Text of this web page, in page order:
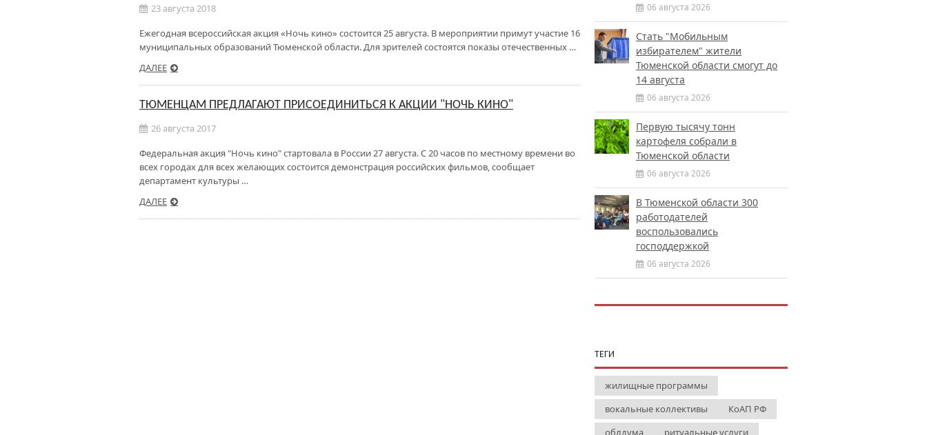
23 августа 2018
Ежегодная всероссийская акция «Ночь кино» состоится 25 августа. В мероприятии примут участие 16
муниципальных образований Тюменской области. Для зрителей состоятся показы отечественных …
ДАЛЕЕ
ТЮМЕНЦАМ ПРЕДЛАГАЮТ ПРИСОЕДИНИТЬСЯ К АКЦИИ "НОЧЬ КИНО"
26 августа 2017
Федеральная акция "Ночь кино" стартовала в России 27 августа. С 20 часов по местному времени во
всех городах для всех желающих состоится демонстрация российских фильмов, сообщает
департамент культуры …
ДАЛЕЕ
06 августа 2026
Стать "Мобильным
избирателем" жители
Тюменской области смогут до
14 августа
06 августа 2026
Первую тысячу тонн
картофеля собрали в
Тюменской области
06 августа 2026
В Тюменской области 300
работодателей
воспользовались
господдержкой
06 августа 2026
ТЕГИ
жилищные программы
вокальные коллективы
КоАП РФ
облдума
ритуальные услуги